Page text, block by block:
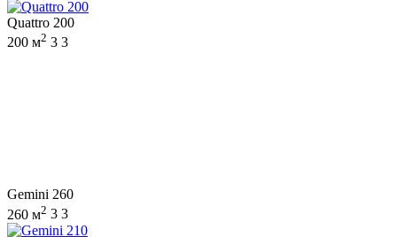
Quattro 200
200 м2 3 3
Gemini 260
260 м2 3 3